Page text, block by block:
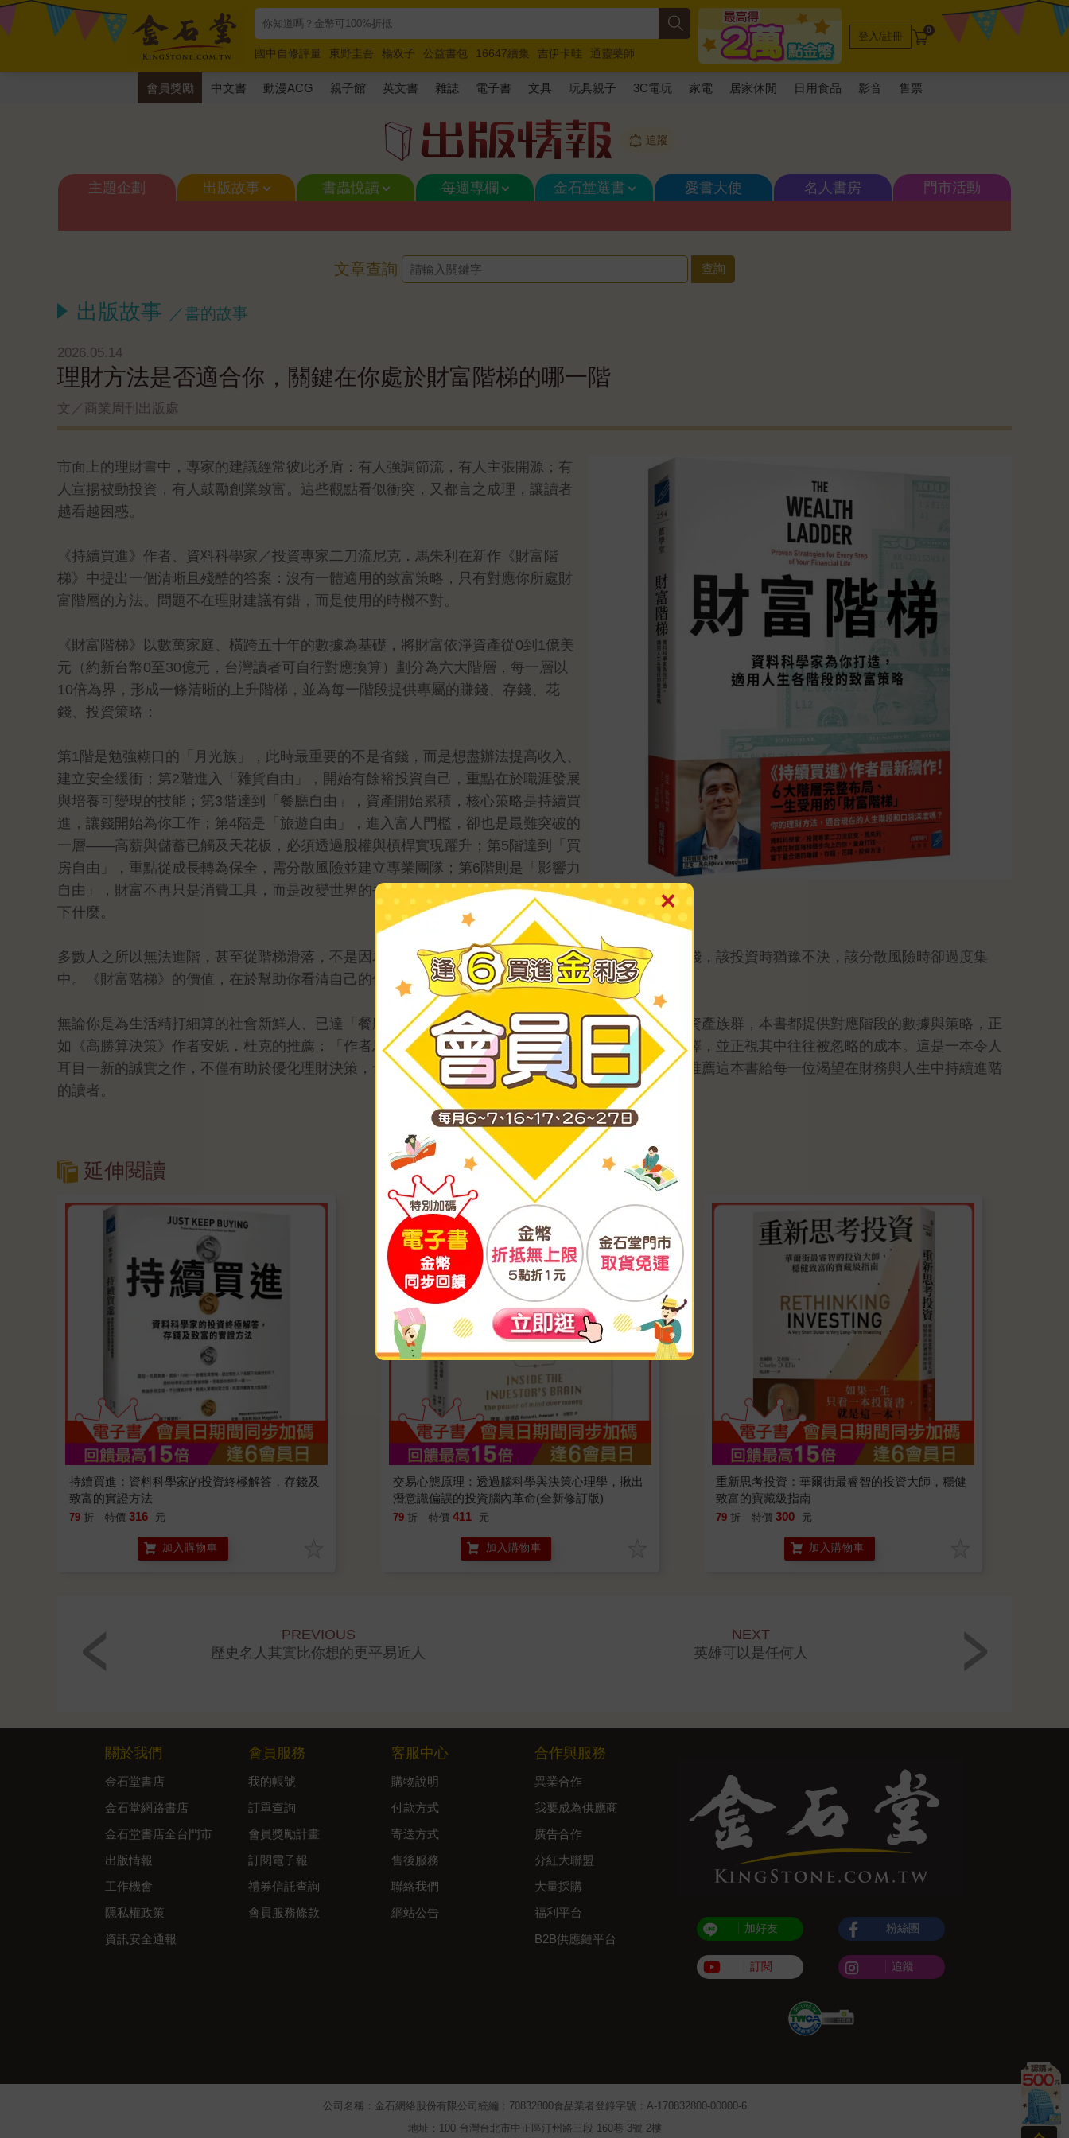
國中自修評量 東野圭吾 楊双子 公益書包 16647續集 吉伊卡哇
通靈藥師
唯紅花綻放
奧德賽 路邊攤新作 馬斯克 玩具總動員5 超慢跑
登入/註冊 0
會員獎勵 中文書 動漫ACG 親子館 英文書 雜誌 電子書 文具 玩具親子 3C電玩 家電 居家休閒 日用食品 影音 售票
追蹤
主題企劃 出版故事 書蟲悅讀 每週專欄 金石堂選書 愛書大使 名人書房 門市活動
文章查詢
出版故事 ／書的故事
2026.05.14
理財方法是否適合你，關鍵在你處於財富階梯的哪一階
文／商業周刊出版處
市面上的理財書中，專家的建議經常彼此矛盾：有人強調節流，有人主張開源；有
人宣揚被動投資，有人鼓勵創業致富。這些觀點看似衝突，又都言之成理，讓讀者
越看越困惑。
《持續買進》作者、資料科學家／投資專家二刀流尼克．馬朱利在新作《財富階
梯》中提出一個清晰且殘酷的答案：沒有一體適用的致富策略，只有對應你所處財
富階層的方法。問題不在理財建議有錯，而是使用的時機不對。
《財富階梯》以數萬家庭、橫跨五十年的數據為基礎，將財富依淨資產從0到1億美
元（約新台幣0至30億元，台灣讀者可自行對應換算）劃分為六大階層，每一層以
10倍為界，形成一條清晰的上升階梯，並為每一階段提供專屬的賺錢、存錢、花
錢、投資策略：
第1階是勉強糊口的「月光族」，此時最重要的不是省錢，而是想盡辦法提高收入、
建立安全緩衝；第2階進入「雜貨自由」，開始有餘裕投資自己，重點在於職涯發展
與培養可變現的技能；第3階達到「餐廳自由」，資產開始累積，核心策略是持續買
進，讓錢開始為你工作；第4階是「旅遊自由」，進入富人門檻，卻也是最難突破的
一層——高薪與儲蓄已觸及天花板，必須透過股權與槓桿實現躍升；第5階達到「買
房自由」，重點從成長轉為保全，需分散風險並建立專業團隊；第6階則是「影響力
自由」，財富不再只是消費工具，而是改變世界的手段，你需要開始思考自己要留
下什麼。
多數人之所以無法進階，甚至從階梯滑落，不是因為不努力，而是因為用錯策略：該拚收入時選擇省錢，該投資時猶豫不決，該分散風險時卻過度集
中。《財富階梯》的價值，在於幫助你看清自己的位置，讓每一個決策都有清楚依據。
無論你是為生活精打細算的社會新鮮人、已達「餐廳自由」的中產階級，或是思考如何守住資產的高資產族群，本書都提供對應階段的數據與策略，正
如《高勝算決策》作者安妮．杜克的推薦：「作者馬朱利建構出一套獨特架構，協助讀者評估各種選擇，並正視其中往往被忽略的成本。這是一本令人
耳目一新的誠實之作，不僅有助於優化理財決策，也引導讀者重新思考何謂真正重要的選擇。」誠摯推薦這本書給每一位渴望在財務與人生中持續進階
的讀者。
延伸閱讀
持續買進：資料科學家的投資終極解答，存錢及
致富的實證方法
79 折 特價 316 元
加入購物車
交易心態原理：透過腦科學與決策心理學，揪出
潛意識偏誤的投資腦內革命(全新修訂版)
79 折 特價 411 元
加入購物車
重新思考投資：華爾街最睿智的投資大師，穩健
致富的寶藏級指南
79 折 特價 300 元
加入購物車
PREVIOUS
歷史名人其實比你想的更平易近人
NEXT
英雄可以是任何人
關於我們
金石堂書店
金石堂網路書店
金石堂書店全台門市
出版情報
工作機會
隱私權政策
資訊安全通報
會員服務
我的帳號
訂單查詢
會員獎勵計畫
訂閱電子報
禮券信託查詢
會員服務條款
客服中心
購物說明
付款方式
寄送方式
售後服務
聯絡我們
網站公告
合作與服務
異業合作
我要成為供應商
廣告合作
分紅大聯盟
大量採購
福利平台
B2B供應鏈平台
加好友
訂閱
粉絲團
追蹤
公司名稱：金石網絡股份有限公司 統編：70832800食品業者登錄字號：A-170832800-00000-6
地址：100 台灣台北市中正區汀州路三段 160巷 3號 2樓